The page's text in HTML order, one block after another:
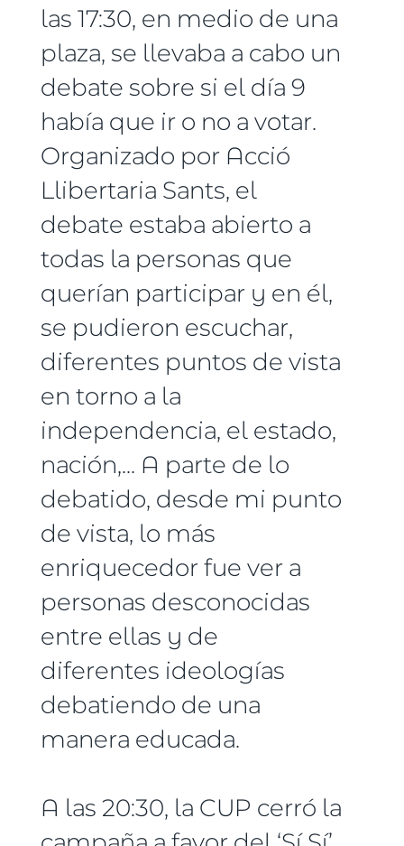
las 17:30, en medio de una
plaza, se llevaba a cabo un
debate sobre si el día 9
había que ir o no a votar.
Organizado por Acció
Llibertaria Sants, el
debate estaba abierto a
todas la personas que
querían participar y en él,
se pudieron escuchar,
diferentes puntos de vista
en torno a la
independencia, el estado,
nación,... A parte de lo
debatido, desde mi punto
de vista, lo más
enriquecedor fue ver a
personas desconocidas
entre ellas y de
diferentes ideologías
debatiendo de una
manera educada.
A las 20:30, la CUP cerró la